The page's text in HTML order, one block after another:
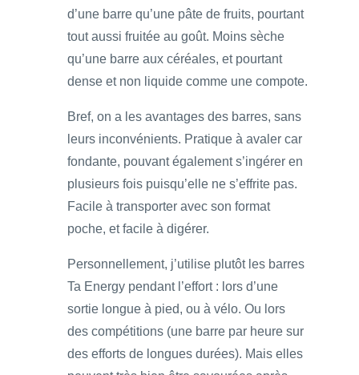
d’une barre qu’une pâte de fruits, pourtant
tout aussi fruitée au goût. Moins sèche
qu’une barre aux céréales, et pourtant
dense et non liquide comme une compote.
Bref, on a les avantages des barres, sans
leurs inconvénients. Pratique à avaler car
fondante, pouvant également s’ingérer en
plusieurs fois puisqu’elle ne s’effrite pas.
Facile à transporter avec son format
poche, et facile à digérer.
Personnellement, j’utilise plutôt les barres
Ta Energy pendant l’effort : lors d’une
sortie longue à pied, ou à vélo. Ou lors
des compétitions (une barre par heure sur
des efforts de longues durées). Mais elles